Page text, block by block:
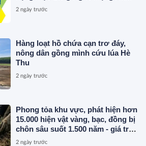
Hội, Phân Phối Thông Cáo Báo
2 ngày trước
Hàng loạt hồ chứa cạn trơ đáy,
nông dân gồng mình cứu lúa Hè
Thu
2 ngày trước
Phong tỏa khu vực, phát hiện hơn
15.000 hiện vật vàng, bạc, đồng bị
chôn sâu suốt 1.500 năm - giá trị
tương đương 63 tỷ đồng
2 ngày trước